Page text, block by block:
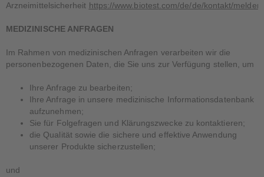
Arzneimittelsicherheit https://www.biotest.com/de/de/kontakt/
MEDIZINISCHE ANFRAGEN
Im Rahmen von medizinischen Anfragen verarbeiten wir die
personenbezogenen Daten, die Sie uns zur Verfügung stellen, um
Ihre Anfrage zu bearbeiten;
Ihre Anfrage in unsere medizinische Informationsdatenbank
aufzunehmen;
Sie für Folgefragen und Klärungszwecke zu kontaktieren;
die Qualität sowie die sichere und effektive Anwendung
unserer Produkte sicherzustellen;
und